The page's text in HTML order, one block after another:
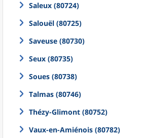
Saleux (80724)
Salouël (80725)
Saveuse (80730)
Seux (80735)
Soues (80738)
Talmas (80746)
Thézy-Glimont (80752)
Vaux-en-Amiénois (80782)